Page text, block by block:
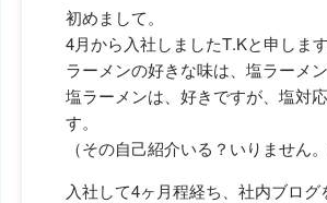
初めまして。
4月から入社しましたT.Kと申します
ラーメンの好きな味は、塩ラーメン
塩ラーメンは、好きですが、塩対
す。
（その自己紹介いる？いりません。
入社して4ヶ月程経ち、社内ブログ